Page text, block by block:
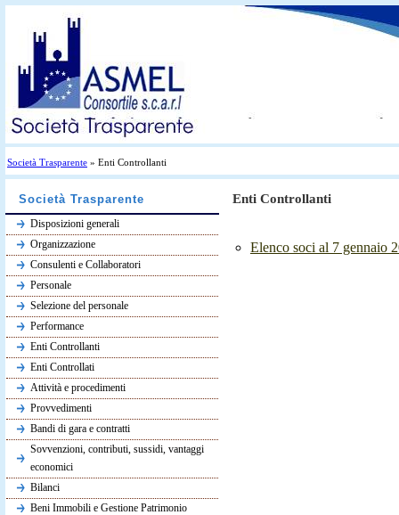
Società Trasparente » Enti Controllanti
Enti Controllanti
Elenco soci al 7 gennaio
Società Trasparente
Disposizioni generali
Organizzazione
Consulenti e Collaboratori
Personale
Selezione del personale
Performance
Enti Controllanti
Enti Controllati
Attività e procedimenti
Provvedimenti
Bandi di gara e contratti
Sovvenzioni, contributi, sussidi, vantaggi
economici
Bilanci
Beni Immobili e Gestione Patrimonio